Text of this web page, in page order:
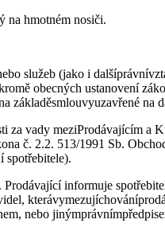
na hmotném nosiči.
služeb (jako i
obecných ustanovení
základěsmlouvyuzavřené
vady meziProdávajícím a
č. 2.2. 513/1991 Sb.
spotřebitele).
informuje
nebo